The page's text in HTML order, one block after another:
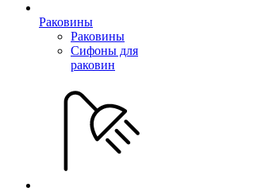
Раковины
Раковины
Сифоны для
раковин